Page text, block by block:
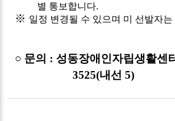
별 통보합니다.
※ 일정 변경될 수 있으며 미 선발자
○ 문의 : 성동장애인자립생활센
3525(내선 5)